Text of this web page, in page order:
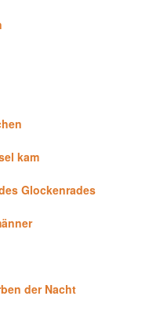
kam
Glockenrades
der Nacht